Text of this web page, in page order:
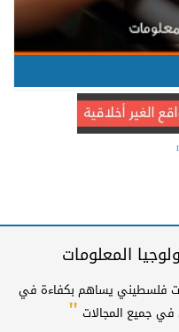
المعلومات
فلسطيني يساهم بكفاءة في
جميع المجالات"